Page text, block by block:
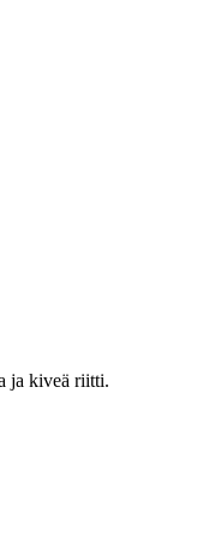
ja kiveä riitti.